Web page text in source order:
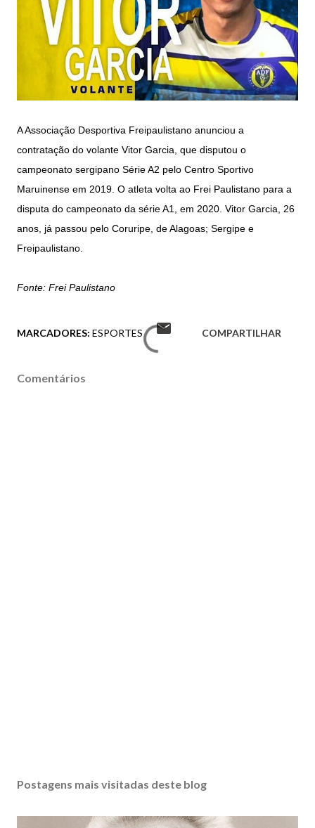
A Associação Desportiva Freipaulistano anunciou a
contratação do volante Vitor Garcia, que disputou o
campeonato sergipano Série A2 pelo Centro Sportivo
Maruinense em 2019. O atleta volta ao Frei Paulistano para a
disputa do campeonato da série A1, em 2020. Vitor Garcia, 26
anos, já passou pelo Coruripe, de Alagoas; Sergipe e
Freipaulistano.
Fonte: Frei Paulistano
MARCADORES: ESPORTES COMPARTILHAR
Comentários
Postagens mais visitadas deste blog